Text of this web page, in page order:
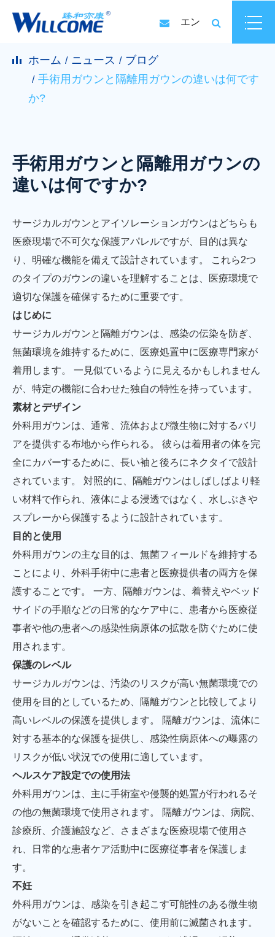
エン
ホーム ニュース
ブログ
手術用ガウンと隔離用ガウンの違いは何です
か?
手術用ガウンと隔離用ガウンの
違いは何ですか?
サージカルガウンとアイソレーションガウンはどちらも
医療現場で不可欠な保護アパレルですが、目的は異な
り、明確な機能を備えて設計されています。 これら2つ
のタイプのガウンの違いを理解することは、医療環境で
適切な保護を確保するために重要です。
はじめに
サージカルガウンと隔離ガウンは、感染の伝染を防ぎ、
無菌環境を維持するために、医療処置中に医療専門家が
着用します。 一見似ているように見えるかもしれません
が、特定の機能に合わせた独自の特性を持っています。
素材とデザイン
外科用ガウンは、通常、流体および微生物に対するバリ
アを提供する布地から作られる。 彼らは着用者の体を完
全にカバーするために、長い袖と後ろにネクタイで設計
されています。 対照的に、隔離ガウンはしばしばより軽
い材料で作られ、液体による浸透ではなく、水しぶきや
スプレーから保護するように設計されています。
目的と使用
外科用ガウンの主な目的は、無菌フィールドを維持する
ことにより、外科手術中に患者と医療提供者の両方を保
護することです。 一方、隔離ガウンは、着替えやベッド
サイドの手順などの日常的なケア中に、患者から医療従
事者や他の患者への感染性病原体の拡散を防ぐために使
用されます。
保護のレベル
サージカルガウンは、汚染のリスクが高い無菌環境での
使用を目的としているため、隔離ガウンと比較してより
高いレベルの保護を提供します。 隔離ガウンは、流体に
対する基本的な保護を提供し、感染性病原体への曝露の
リスクが低い状況での使用に適しています。
ヘルスケア設定での使用法
外科用ガウンは、主に手術室や侵襲的処置が行われるそ
の他の無菌環境で使用されます。 隔離ガウンは、病院、
診療所、介護施設など、さまざまな医療現場で使用さ
れ、日常的な患者ケア活動中に医療従事者を保護しま
す。
不妊
外科用ガウンは、感染を引き起こす可能性のある微生物
がないことを確認するために、使用前に滅菌されます。